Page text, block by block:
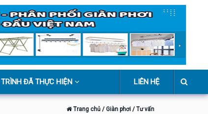
TRÌNH ĐÃ THỰC HIỆN LIÊN HỆ
Trang chủ / Giàn phơi / Tư vấn